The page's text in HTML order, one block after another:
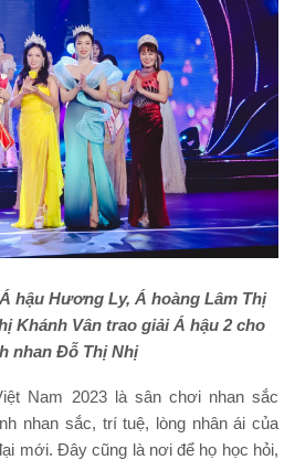
hậu Hương Ly, Á hoàng Lâm Thị
Khánh Vân trao giải Á hậu 2 cho
nhan Đỗ Thị Nhị
Nam 2023 là sân chơi nhan sắc
nhan sắc, trí tuệ, lòng nhân ái của
mới. Đây cũng là nơi để họ học hỏi,